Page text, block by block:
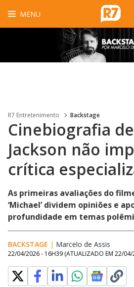
MENU
R7 Entretenimento Backstage
Cinebiografia
Jackson não
crítica
As primeiras avaliações do
‘Michael’ dividem opiniões e
profundidade em temas
BACKSTAGE | Marcelo de Assis
22/04/2026 - 16H39 (ATUALIZADO EM 22/04/